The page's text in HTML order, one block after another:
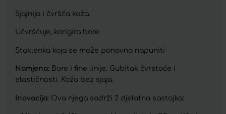
Sjajnija i čvršća koža.
Učvršćuje, korigira bore.
Staklenka koja se može ponovno napuniti
Namjena: Bore i fine linije. Gubitak čvrstoće i
elastičnosti. Koža bez sjaja.
Inovacija: Ova njega sadrži 2 djelatna sastojka: